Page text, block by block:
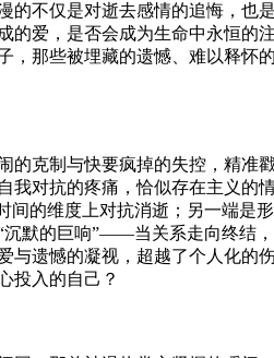
的不仅是对逝去感情的追悔，也
爱，是否会成为生命中永恒的
，那些被埋藏的遗憾、难以释怀
的克制与快要疯掉的失控，精准
对抗的疼痛，恰似存在主义的情
间的维度上对抗消逝；另一端是
沉默的巨响”——当关系走向终结
与遗憾的凝视，超越了个人化的
投入的自己？